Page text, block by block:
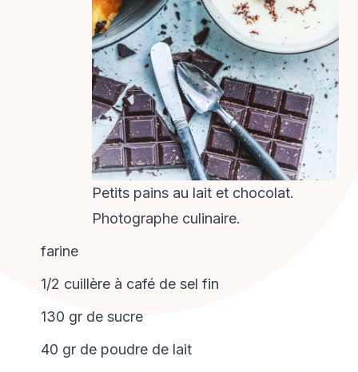
Petits pains au lait et chocolat.
Photographe culinaire.
farine
1/2 cuillère à café de sel fin
130 gr de sucre
40 gr de poudre de lait